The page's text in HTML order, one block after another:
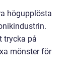
högupplösta
trycka på
mönster för